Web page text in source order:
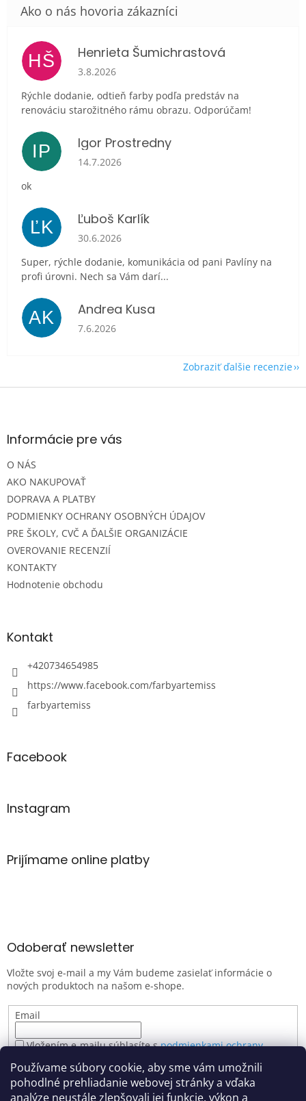
Používame súbory cookie, aby sme vám umožnili
pohodlné prehliadanie webovej stránky a vďaka
analýze neustále zlepšovali jej funkcie, výkon a
HŠ Henrieta Šumichrastová
Hodnotenie obchodu je 5 z 5 hviezdičiek.
3.8.2026
Rýchle dodanie, odtieň farby podľa predstáv na
renováciu starožitného rámu obrazu. Odporúčam!
IP Igor Prostredny
Hodnotenie obchodu je 5 z 5 hviezdičiek.
14.7.2026
ok
ĽK Ľuboš Karlík
Hodnotenie obchodu je 5 z 5 hviezdičiek.
30.6.2026
Super, rýchle dodanie, komunikácia od pani Pavlíny na
profi úrovni. Nech sa Vám darí...
AK Andrea Kusa
Hodnotenie obchodu je 5 z 5 hviezdičiek.
7.6.2026
Zobraziť ďalšie recenzie
Z
ä
e
Informácie pre vás
O NÁS
AKO NAKUPOVAŤ
DOPRAVA A PLATBY
PODMIENKY OCHRANY OSOBNÝCH ÚDAJOV
PRE ŠKOLY, CVČ A ĎALŠIE ORGANIZÁCIE
OVEROVANIE RECENZIÍ
KONTAKTY
Hodnotenie obchodu
Kontakt
+420734654985
https://www.facebook.com/farbyartemiss
farbyartemiss
Facebook
Instagram
Prijímame online platby
Odoberať newsletter
Vložte svoj e-mail a my Vám budeme zasielať informácie o
nových produktoch na našom e-shope.
Email
Vložením e-mailu súhlasíte spodmienkami ochrany
PRIHLÁSIŤ SA